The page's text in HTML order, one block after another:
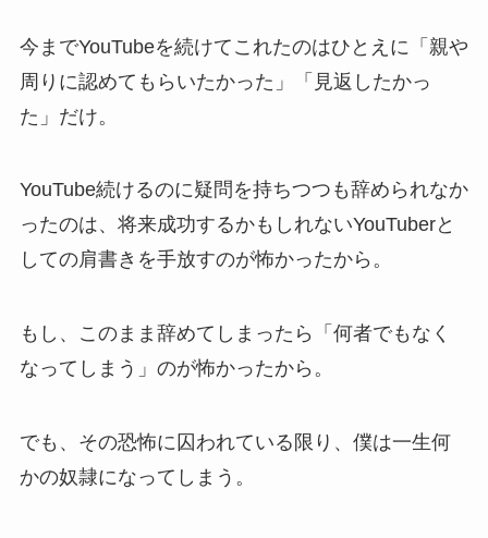
今までYouTubeを続けてこれたのはひとえに「親や
周りに認めてもらいたかった」「見返したかっ
た」だけ。
YouTube続けるのに疑問を持ちつつも辞められなか
ったのは、将来成功するかもしれないYouTuberと
しての肩書きを手放すのが怖かったから。
もし、このまま辞めてしまったら「何者でもなく
なってしまう」のが怖かったから。
でも、その恐怖に囚われている限り、僕は一生何
かの奴隷になってしまう。